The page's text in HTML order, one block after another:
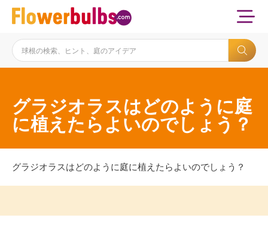
グラジオラスはどのように庭
に植えたらよいのでしょう？
グラジオラスはどのように庭に植えたらよいのでしょう？